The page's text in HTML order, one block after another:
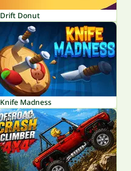
Drift Donut
Knife Madness